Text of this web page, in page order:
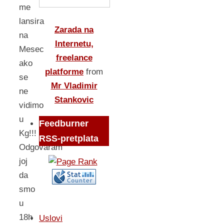
me
lansira
na
Mesec
ako
se
ne
vidimo
u
Kg!!!
Odgovaram
joj
da
smo
u
18h
Zarada na
Internetu,
freelance
platforme from
Mr Vladimir
Stankovic
Feedburner
RSS-pretplata
Uslovi